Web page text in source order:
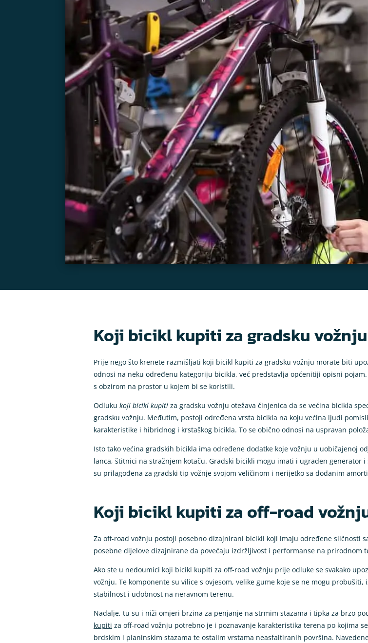
Koji bicikl kupiti za gradsku vožnju
Prije nego što krenete razmišljati koji bicikl kupiti za gradsku vožnju morate biti
odnosi na neku određenu kategoriju bicikla, već predstavlja općenitiji opisni
s obzirom na prostor u kojem bi se koristili.
Odluku koji bicikl kupiti za gradsku vožnju otežava činjenica da se većina bicikla
gradsku vožnju. Međutim, postoji određena vrsta bicikla na koju većina ljudi
karakteristike i hibridnog i krstaškog bicikla. To se obično odnosi na uspravan
Isto tako većina gradskih bicikla ima određene dodatke koje vožnju u uobičajenoj
lanca, štitnici na stražnjem kotaču. Gradski bicikli mogu imati i ugrađen generator
su prilagođena za gradski tip vožnje svojom veličinom i nerijetko sa dodanim
Koji bicikl kupiti za off-road
Za off-road vožnju postoji posebno dizajnirani bicikli koji imaju određene sličnosti
posebne dijelove dizajnirane da povećaju izdržljivost i performanse na prirodnom
Ako ste u nedoumici koji bicikl kupiti za off-road vožnju prije odluke se svakako
vožnju. Te komponente su vilice s ovjesom, velike gume koje se ne mogu
stabilnost i udobnost na neravnom terenu.
Nadalje, tu su i niži omjeri brzina za penjanje na strmim stazama i tipka za brzo
kupiti za off-road vožnju potrebno je i poznavanje karakteristika terena po kojima
brdskim i planinskim stazama te ostalim vrstama neasfaltiranih površina.